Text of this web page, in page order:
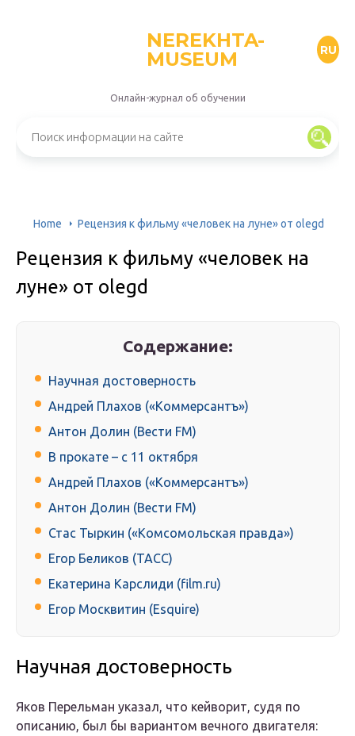
NEREKHTA-
MUSEUM
RU
Онлайн-журнал об обучении
Home Рецензия к фильму «человек на луне» от olegd
Рецензия к фильму «человек на
луне» от olegd
Содержание:
Научная достоверность
Андрей Плахов («Коммерсантъ»)
Антон Долин (Вести FM)
В прокате – с 11 октября
Андрей Плахов («Коммерсантъ»)
Антон Долин (Вести FM)
Стас Тыркин («Комсомольская правда»)
Егор Беликов (ТАСС)
Екатерина Карслиди (film.ru)
Егор Москвитин (Esquire)
Научная достоверность
Яков Перельман указал, что кейворит, судя по
описанию, был бы вариантом вечного двигателя: